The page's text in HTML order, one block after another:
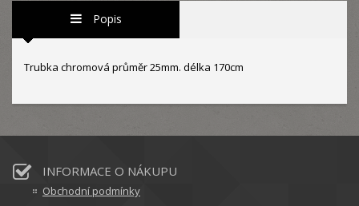
Popis
Trubka chromová průměr 25mm. délka 170cm
INFORMACE O NÁKUPU
Obchodní podmínky